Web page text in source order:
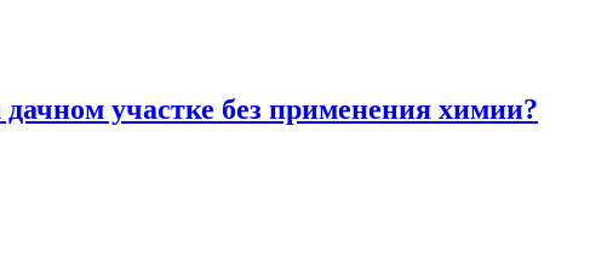
участке без применения химии?